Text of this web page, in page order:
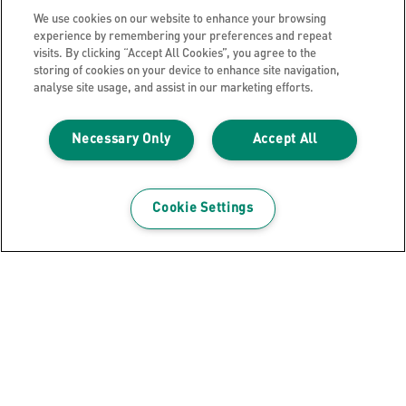
Avis de confidentialité
Cookies
Impression
Leitz EasyPrint
We use cookies on our website to enhance your browsing
experience by remembering your preferences and repeat
visits. By clicking “Accept All Cookies”, you agree to the
storing of cookies on your device to enhance site navigation,
analyse site usage, and assist in our marketing efforts.
Accept All
Necessary Only
Cookie Settings